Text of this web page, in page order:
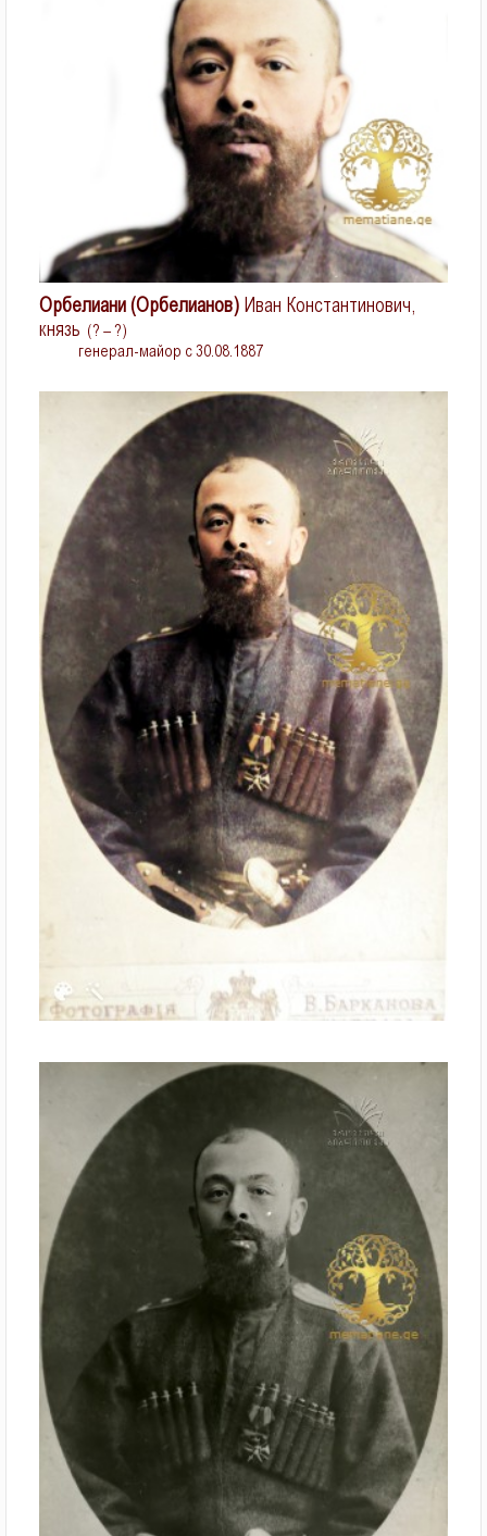
Орбелиани (Орбелианов) Иван Константинович,
князь (? – ?)
генерал-майор с 30.08.1887